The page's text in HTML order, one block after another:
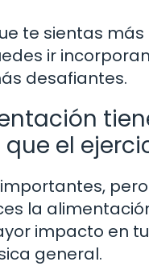
te sientas más
ir
desafiantes.
el
pero
la
impacto en tu
general.